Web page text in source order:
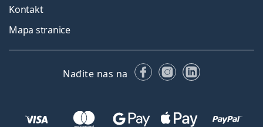
Kontakt
Mapa stranice
Nađite nas na FacebookuInstagramu
LinkedIn